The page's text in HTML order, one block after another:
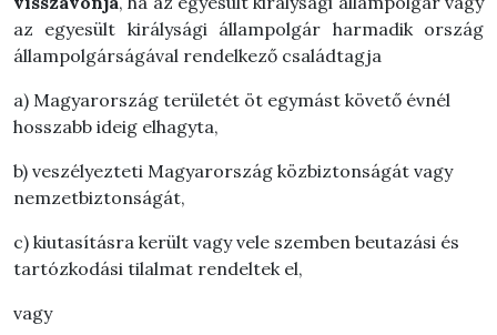
az egyesült királysági állampolgár harmadik ország
állampolgárságával rendelkező családtagja
a) Magyarország területét öt egymást követő évnél
hosszabb ideig elhagyta,
b) veszélyezteti Magyarország közbiztonságát vagy
nemzetbiztonságát,
c) kiutasításra került vagy vele szemben beutazási és
tartózkodási tilalmat rendeltek el,
vagy